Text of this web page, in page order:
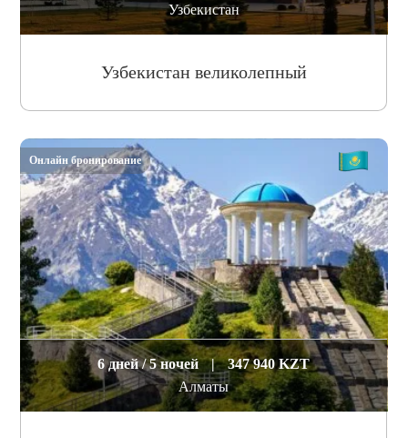
Узбекистан
Узбекистан великолепный
6 дней / 5 ночей |
347 940 KZT
Алматы
Онлайн бронирование